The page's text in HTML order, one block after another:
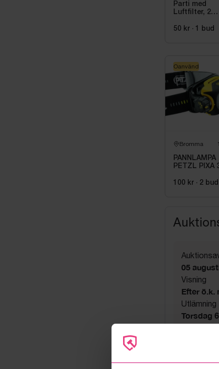
Parti med
Luftfilter, 2
50 kr · 1 bud
Bromma
PANNLAMPA
PETZL PIXA
ATEX ZON 2
100 kr · 2 bud
Oanvänd
05
Visning
Efter ö.k.
Utlämning
Torsdag
Not